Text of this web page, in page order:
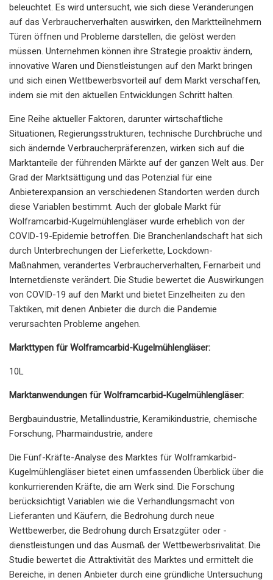
beleuchtet. Es wird untersucht, wie sich diese Veränderungen
auf das Verbraucherverhalten auswirken, den Marktteilnehmern
Türen öffnen und Probleme darstellen, die gelöst werden
müssen. Unternehmen können ihre Strategie proaktiv ändern,
innovative Waren und Dienstleistungen auf den Markt bringen
und sich einen Wettbewerbsvorteil auf dem Markt verschaffen,
indem sie mit den aktuellen Entwicklungen Schritt halten.
Eine Reihe aktueller Faktoren, darunter wirtschaftliche
Situationen, Regierungsstrukturen, technische Durchbrüche und
sich ändernde Verbraucherpräferenzen, wirken sich auf die
Marktanteile der führenden Märkte auf der ganzen Welt aus. Der
Grad der Marktsättigung und das Potenzial für eine
Anbieterexpansion an verschiedenen Standorten werden durch
diese Variablen bestimmt. Auch der globale Markt für
Wolframcarbid-Kugelmühlengläser wurde erheblich von der
COVID-19-Epidemie betroffen. Die Branchenlandschaft hat sich
durch Unterbrechungen der Lieferkette, Lockdown-
Maßnahmen, verändertes Verbraucherverhalten, Fernarbeit und
Internetdienste verändert. Die Studie bewertet die Auswirkungen
von COVID-19 auf den Markt und bietet Einzelheiten zu den
Taktiken, mit denen Anbieter die durch die Pandemie
verursachten Probleme angehen.
Markttypen für Wolframcarbid-Kugelmühlengläser:
10L
Marktanwendungen für Wolframcarbid-Kugelmühlengläser:
Bergbauindustrie, Metallindustrie, Keramikindustrie, chemische
Forschung, Pharmaindustrie, andere
Die Fünf-Kräfte-Analyse des Marktes für Wolframkarbid-
Kugelmühlengläser bietet einen umfassenden Überblick über die
konkurrierenden Kräfte, die am Werk sind. Die Forschung
berücksichtigt Variablen wie die Verhandlungsmacht von
Lieferanten und Käufern, die Bedrohung durch neue
Wettbewerber, die Bedrohung durch Ersatzgüter oder -
dienstleistungen und das Ausmaß der Wettbewerbsrivalität. Die
Studie bewertet die Attraktivität des Marktes und ermittelt die
Bereiche, in denen Anbieter durch eine gründliche Untersuchung